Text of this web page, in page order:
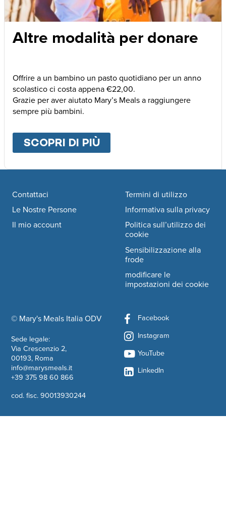
Altre modalità per donare
Offrire a un bambino un pasto quotidiano per un anno
scolastico ci costa appena €22,00.
Grazie per aver aiutato Mary’s Meals a raggiungere
sempre più bambini.
SCOPRI DI PIÙABOUT
Footer navigation
© Mary's Meals Italia ODVcompany information
Sede legale:
Via Crescenzio 2,
00193, Roma
info@marysmeals.it
+39 375 98 60 866
cod. fisc. 90013930244
Contattaci
Le Nostre Persone
Il mio account
Termini di utilizzo
Informativa sulla privacy
Politica sull’utilizzo dei
cookie
Sensibilizzazione alla
frode
modificare le
impostazioni dei cookie
Facebook
Instagram
YouTube
LinkedIn